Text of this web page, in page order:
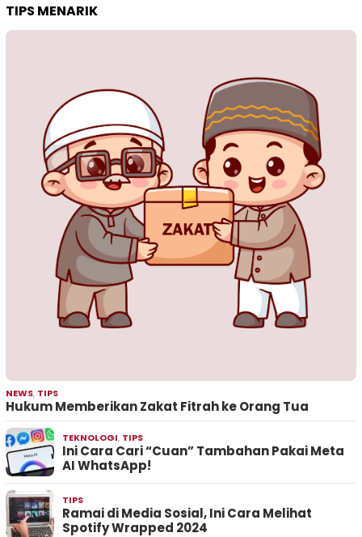
TIPS MENARIK
NEWS, TIPS
Hukum Memberikan Zakat Fitrah ke Orang Tua
TEKNOLOGI, TIPS
Ini Cara Cari “Cuan” Tambahan Pakai Meta
AI WhatsApp!
TIPS
Ramai di Media Sosial, Ini Cara Melihat
Spotify Wrapped 2024